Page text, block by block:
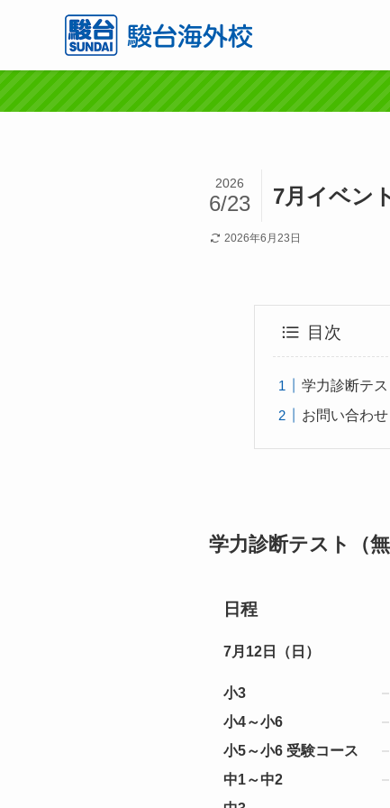
7月イベン
2026
6/23
2026年6月23日
目次
学力診断テス
お問い合わ
学力診断テスト（無
日程
7月12日（日）
小3
小4～小6
小5～小6 受験コース
中1～中2